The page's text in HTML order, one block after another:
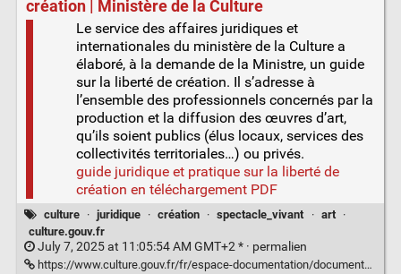
création | Ministère de la Culture
Le service des affaires juridiques et
internationales du ministère de la Culture a
élaboré, à la demande de la Ministre, un guide
sur la liberté de création. Il s’adresse à
l’ensemble des professionnels concernés par la
production et la diffusion des œuvres d’art,
qu’ils soient publics (élus locaux, services des
collectivités territoriales…) ou privés.
guide juridique et pratique sur la liberté de
création en téléchargement PDF
culture · juridique · création · spectacle_vivant · art
·
culture.gouv.fr
July 7, 2025 at 11:05:54 AM GMT+2 * · permalien
https://www.culture.gouv.fr/fr/espace-documentation/documentation-scientifique-et-technique/un-guide-juridique-et-pratique-sur-la-liberte-de-creation